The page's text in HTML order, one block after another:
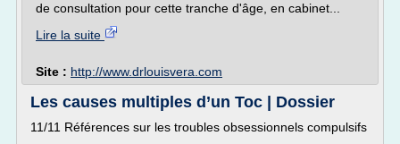
de consultation pour cette tranche d'âge, en cabinet...
Lire la suite
Site : http://www.drlouisvera.com
Les causes multiples d’un Toc | Dossier
11/11 Références sur les troubles obsessionnels compulsifs